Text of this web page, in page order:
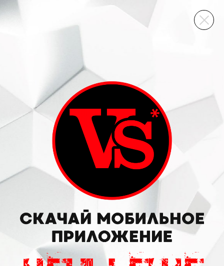
ВИННЫЙ СКЛАД